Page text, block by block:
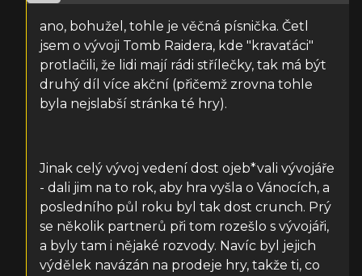
ano, bohužel, tohle je věčná písnička. Četl
jsem o vývoji Tomb Raidera, kde "kravaťáci"
protlačili, že lidi mají rádi střílečky, tak má být
druhý díl více akční (přičemž zrovna tohle
byla nejslabší stránka té hry).
Jinak celý vývoj vedení dost ojeb*vali vývojáře
- dali jim na to rok, aby hra vyšla o Vánocích, a
posledního půl roku byl tak dost crunch. Prý
se několik partnerů při tom rozešlo s vývojáři,
a byly tam i nějaké rozvody. Navíc byl jejich
výdělek navázán na prodeje hry, takže ti, co